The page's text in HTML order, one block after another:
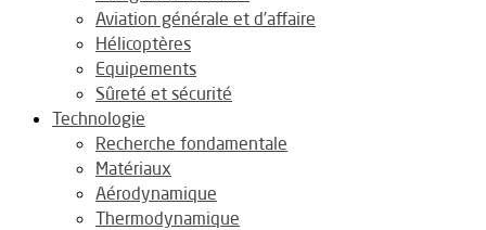
Aviation générale et d’affaire
Hélicoptères
Equipements
Sûreté et sécurité
Technologie
Recherche fondamentale
Matériaux
Aérodynamique
Thermodynamique